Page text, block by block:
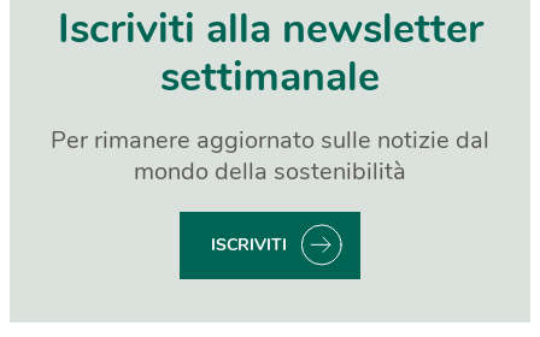
Iscriviti alla newsletter
settimanale
Per rimanere aggiornato sulle notizie dal
mondo della sostenibilità
ISCRIVITI